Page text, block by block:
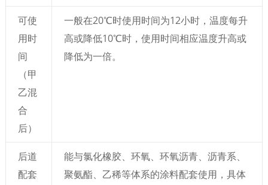
可使
用时
间
（甲
乙混
合
后）
一般在20℃时使用时间为12小时，温度每升
高或降低10℃时，使用时间相应温度升高或
降低为一倍。
后道
配套
能与氯化橡胶、环氧、环氧沥青、沥青系、
聚氨酯、乙稀等体系的涂料配套使用，具体